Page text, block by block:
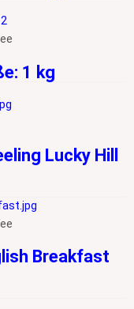
1 kg
Lucky Hill
Breakfast